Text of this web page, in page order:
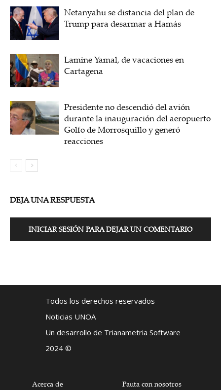
Netanyahu se distancia del plan de
Trump para desarmar a Hamás
Lamine Yamal, de vacaciones en
Cartagena
Presidente no descendió del avión
durante la inauguración del aeropuerto
Golfo de Morrosquillo y generó
reacciones
DEJA UNA RESPUESTA
INICIAR SESIÓN PARA DEJAR UN COMENTARIO
Todos los derechos reservados
Noticias UNOA
Un desarrollo de Trianametria Software
2024 ©
Acerca de Pauta con nosotros